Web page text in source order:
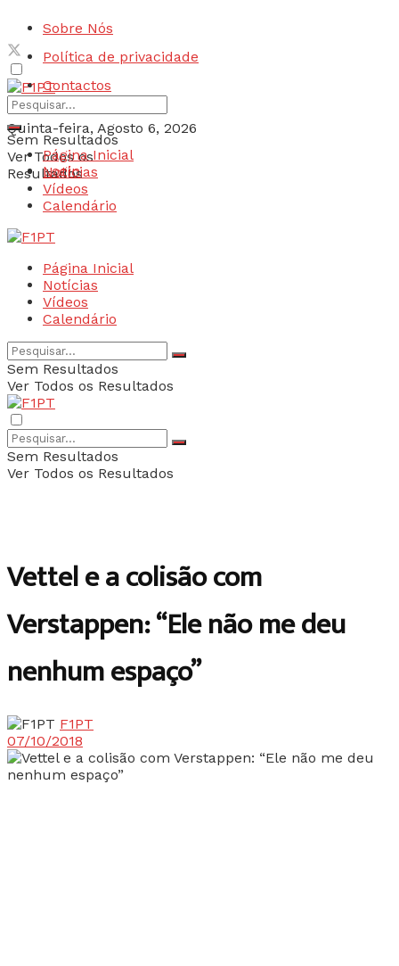
Sobre Nós
Política de privacidade
Contactos
Quinta-feira, Agosto 6, 2026
Login
Sem Resultados
Ver Todos os
Resultados
Página Inicial
Notícias
Vídeos
Calendário
Página Inicial
Notícias
Vídeos
Calendário
Sem Resultados
Ver Todos os Resultados
Sem Resultados
Ver Todos os Resultados
Vettel e a colisão com
Verstappen: “Ele não me deu
nenhum espaço”
F1PT
07/10/2018